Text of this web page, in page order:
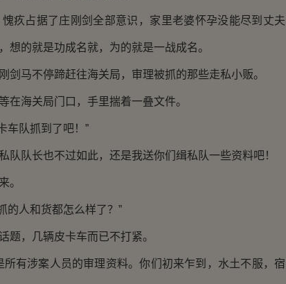
占据了庄刚剑全部意识，家里老婆怀孕没能尽到丈夫
想的就是功成名就，为的就是一战成名。
马不停蹄赶往海关局，审理被抓的那些走私小贩。
海关局门口，手里揣着一叠文件。
队抓到了吧！”
队长也不过如此，还是我送你们缉私队一些资料吧！
。
人和货都怎么样了？”
，几辆皮卡车而已不打紧。
有涉案人员的审理资料。你们初来乍到，水土不服，宿